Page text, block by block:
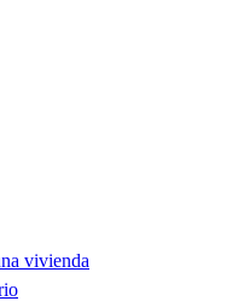
vivienda